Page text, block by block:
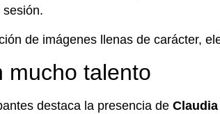
de imágenes llenas de carácter,
mucho talento
destaca la presencia de